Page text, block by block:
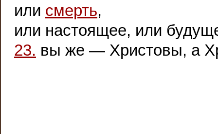
или смерть,
или настоящее, или
23. вы же — Христовы, а